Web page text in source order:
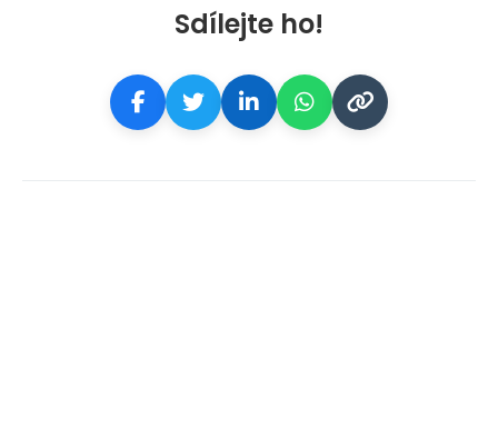
Sdílejte ho!